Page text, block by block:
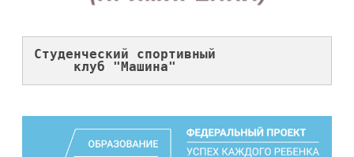
Студенческий спортивный
клуб "Машина"